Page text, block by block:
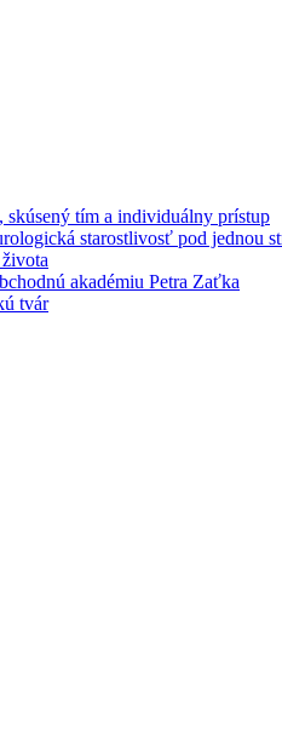
skúsený tím a individuálny prístup
starostlivosť pod jednou
akadémiu Petra Zaťka
tvár